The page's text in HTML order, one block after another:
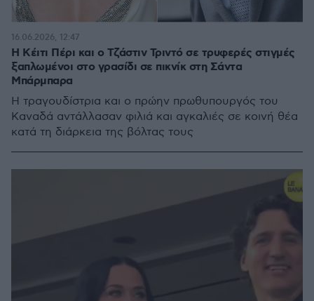
Η Κέιτι Πέρι και ο Τζάστιν Τριντό σε τρυφερές στιγμές
ξαπλωμένοι στο γρασίδι σε πικνίκ στη Σάντα
Μπάρμπαρα
Η τραγουδίστρια και ο πρώην πρωθυπουργός του
Καναδά αντάλλασαν φιλιά και αγκαλιές σε κοινή θέα
κατά τη διάρκεια της βόλτας τους
16.06.2026, 12:47